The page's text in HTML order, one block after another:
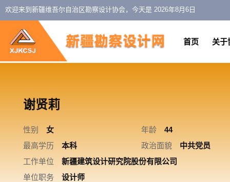
欢迎来到新疆维吾尔自治区勘察设计协会，今天是 2026年8月6日
首页 关于
谢贤莉
性别 女 年龄
44
最高学历
本科 政治面貌
中共党员
工作单位
新疆建筑设计研究院股份有限公司
单位职务
设计师